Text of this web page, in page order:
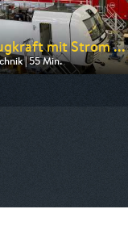
mit Strom ...
| 55 Min.
von WELT